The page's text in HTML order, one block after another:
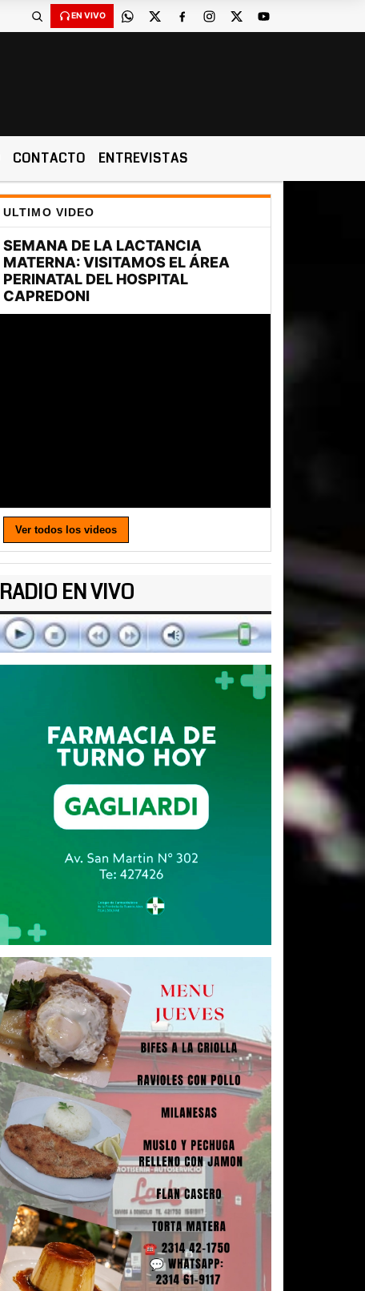
EN VIVO
CONTACTO ENTREVISTAS
ULTIMO VIDEO
Ver todos los videos
RADIO EN VIVO